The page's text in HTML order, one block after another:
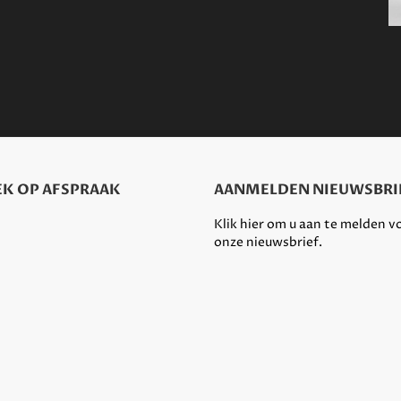
OP AFSPRAAK AANMELDEN
Klik hier om u aan te melden
onze nieuwsbrief.